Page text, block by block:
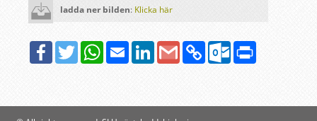
ladda ner bilden: Klicka här
FacebookTwitter WhatsAppEmail LinkedInGoogle
Gmail
Copy
Link
Outlook.com